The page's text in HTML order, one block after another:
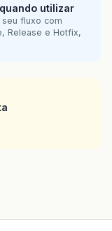
utilizar
seu fluxo com
Release e Hotfix,